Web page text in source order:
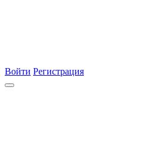
Войти Регистрация